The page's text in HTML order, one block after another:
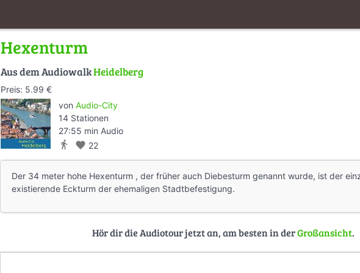
Hexenturm
Aus dem AudiowalkHeidelberg
Preis: 5.99 €
von Audio-City
14 Stationen
27:55 min Audio
directions_walk favorite 22
Der 34 meter hohe Hexenturm , der früher auch Diebesturm genannt wurde, ist der
existierende Eckturm der ehemaligen Stadtbefestigung.
Hör dir die Audiotour jetzt an, am besten in derGroßansicht.